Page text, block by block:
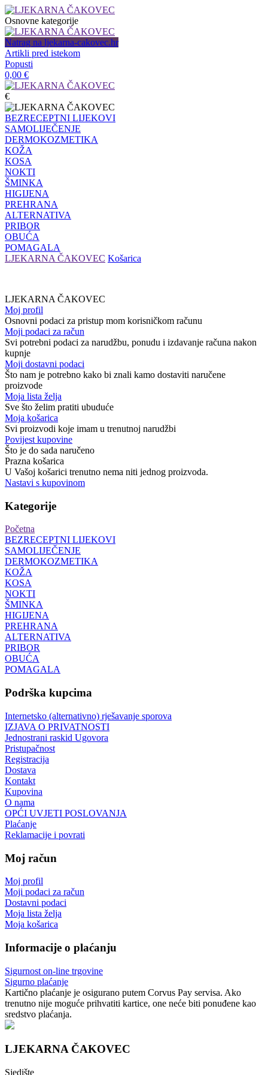
Osnovne kategorije
Natrag na ljekarna-cakovec.hr
Artikli pred istekom
Popusti
0,00 €
€
BEZRECEPTNI LIJEKOVI
SAMOLIJEČENJE
DERMOKOZMETIKA
KOŽA
KOSA
NOKTI
ŠMINKA
HIGIJENA
PREHRANA
ALTERNATIVA
PRIBOR
OBUĆA
POMAGALA
LJEKARNA ČAKOVEC Košarica
LJEKARNA ČAKOVEC
Moj profil
Osnovni podaci za pristup mom korisničkom računu
Moji podaci za račun
Svi potrebni podaci za narudžbu, ponudu i izdavanje računa nakon
kupnje
Moji dostavni podaci
Što nam je potrebno kako bi znali kamo dostaviti naručene
proizvode
Moja lista želja
Sve što želim pratiti ubuduće
Moja košarica
Svi proizvodi koje imam u trenutnoj narudžbi
Povijest kupovine
Što je do sada naručeno
Prazna košarica
U Vašoj košarici trenutno nema niti jednog proizvoda.
Nastavi s kupovinom
Kategorije
Početna
BEZRECEPTNI LIJEKOVI
SAMOLIJEČENJE
DERMOKOZMETIKA
KOŽA
KOSA
NOKTI
ŠMINKA
HIGIJENA
PREHRANA
ALTERNATIVA
PRIBOR
OBUĆA
POMAGALA
Podrška kupcima
Internetsko (alternativno) rješavanje sporova
IZJAVA O PRIVATNOSTI
Jednostrani raskid Ugovora
Pristupačnost
Registracija
Dostava
Kontakt
Kupovina
O nama
OPĆI UVJETI POSLOVANJA
Plaćanje
Reklamacije i povrati
Moj račun
Moj profil
Moji podaci za račun
Dostavni podaci
Moja lista želja
Moja košarica
Informacije o plaćanju
Sigurnost on-line trgovine
Sigurno plaćanje
Kartično plaćanje je osigurano putem Corvus Pay servisa. Ako
trenutno nije moguće prihvatiti kartice, one neće biti ponuđene kao
sredstvo plaćanja.
LJEKARNA ČAKOVEC
Sjedište